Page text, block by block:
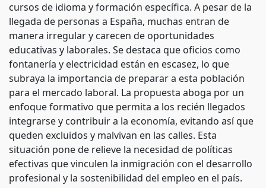
cursos de idioma y formación específica. A pesar de la
llegada de personas a España, muchas entran de
manera irregular y carecen de oportunidades
educativas y laborales. Se destaca que oficios como
fontanería y electricidad están en escasez, lo que
subraya la importancia de preparar a esta población
para el mercado laboral. La propuesta aboga por un
enfoque formativo que permita a los recién llegados
integrarse y contribuir a la economía, evitando así que
queden excluidos y malvivan en las calles. Esta
situación pone de relieve la necesidad de políticas
efectivas que vinculen la inmigración con el desarrollo
profesional y la sostenibilidad del empleo en el país.